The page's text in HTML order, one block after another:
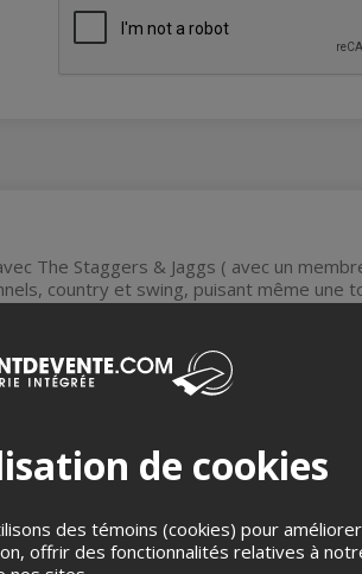
The Staggers & Jaggs ( avec un
country et swing, puisant même
est composé de Sabrina Robson (chant et
Walker (contrebasse).
https://share.google/J6jfAVkYr5Jdtyh4B
de dirty folk/punk basé à Montréal,
un mélange rapide et percutant de
directes, une esthétique "folk sale"
de cookies
des témoins (cookies) pour
offrir des fonctionnalités relatives à